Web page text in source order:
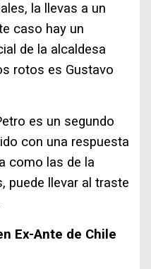
la llevas a un
caso hay un
de la alcaldesa
rotos es Gustavo
es un segundo
con una respuesta
como las de la
puede llevar al traste
Ex-Ante de Chile